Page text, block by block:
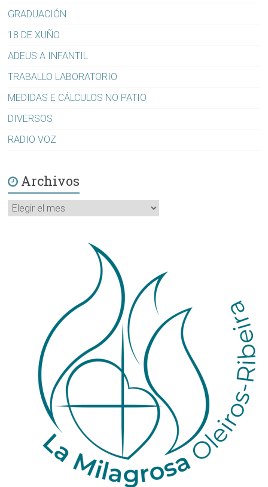
GRADUACIÓN
18 DE XUÑO
ADEUS A INFANTIL
TRABALLO LABORATORIO
MEDIDAS E CÁLCULOS NO PATIO
DIVERSOS
RADIO VOZ
Archivos
Archivos